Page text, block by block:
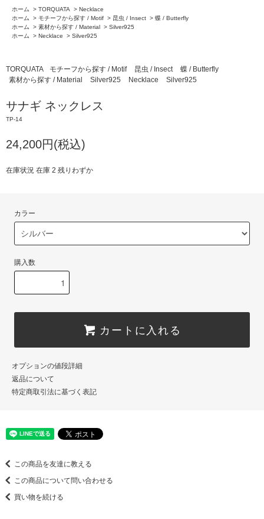
ホーム > TORQUATA > Necklace
ホーム
> モチーフから探す / Motif > 昆虫 / Insect > 蝶 / Butterfly
ホーム
> 素材から探す / Material > Silver925
ホーム
> Necklace > Silver925
TORQUATA モチーフから探す / Motif 昆虫 / Insect
蝶 / Butterfly
素材から探す / Material
Silver925 Necklace Silver925
サナギ ネックレス
TP-14
24,200円(税込)
在庫状況 在庫 2 残りわずか
カラー
購入数
カートに入れる
オプションの値段詳細
返品について
特定商取引法に基づく表記
この商品を友達に教える
この商品について問い合わせる
買い物を続ける